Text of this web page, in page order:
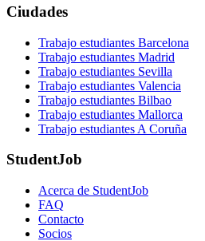
Ciudades
Trabajo estudiantes Barcelona
Trabajo estudiantes Madrid
Trabajo estudiantes Sevilla
Trabajo estudiantes Valencia
Trabajo estudiantes Bilbao
Trabajo estudiantes Mallorca
Trabajo estudiantes A Coruña
StudentJob
Acerca de StudentJob
FAQ
Contacto
Socios